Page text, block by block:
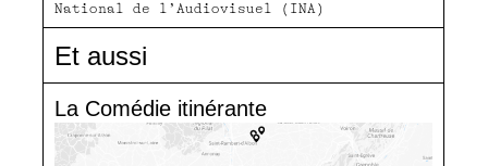
National de l’Audiovisuel (INA)
Et aussi
La Comédie itinérante